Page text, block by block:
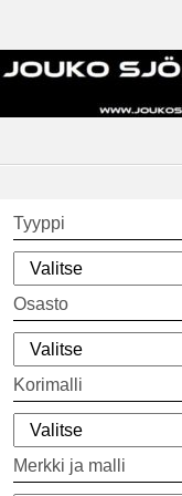
Tyyppi
Osasto
Korimalli
Merkki ja malli